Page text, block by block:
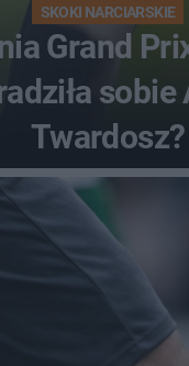
SKOKI NARCIARSKIE
Grand
sobie
Twardosz?